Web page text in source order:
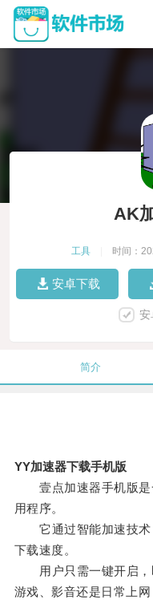
AK
工具 时间：
安卓下载
安
简介
YY加速器下载手机版
壹点加速器手机版是
用程序。
它通过智能加速技术
下载速度。
用户只需一键开启，
游戏、影音还是日常上网